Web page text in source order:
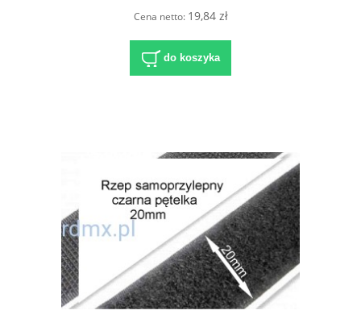
Cena netto: 19,84 zł
do koszyka